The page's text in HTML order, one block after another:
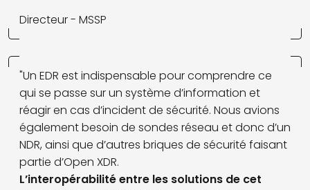
Directeur - MSSP
"Un EDR est indispensable pour comprendre ce
qui se passe sur un système d’information et
réagir en cas d’incident de sécurité. Nous avions
également besoin de sondes réseau et donc d’un
NDR, ainsi que d’autres briques de sécurité faisant
partie d’Open XDR.
L’interopérabilité entre les solutions de cet